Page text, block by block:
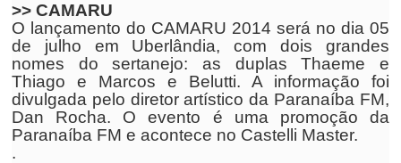
>> CAMARU
O lançamento do CAMARU 2014 será no dia 05
de julho em Uberlândia, com dois grandes
nomes do sertanejo: as duplas Thaeme e
Thiago e Marcos e Belutti. A informação foi
divulgada pelo diretor artístico da Paranaíba FM,
Dan Rocha. O evento é uma promoção da
Paranaíba FM e acontece no Castelli Master.
.